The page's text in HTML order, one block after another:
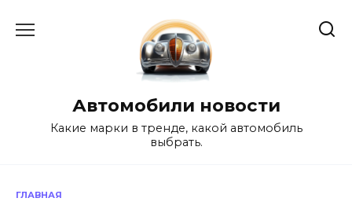
Автомобили новости
Какие марки в тренде, какой автомобиль
выбрать.
ГЛАВНАЯ